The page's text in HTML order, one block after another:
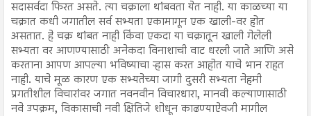
सदासर्वदा फिरत असते. त्या चक्राला थांबवता येत नाही. या काळच्या या
चक्रात कधी जगातील सर्व सभ्यता एकामागून एक खाली-वर होत
असतात. हे चक्र थांबत नाही किंवा एकदा या चक्रातून खाली गेलेली
सभ्यता वर आणण्यासाठी अनेकदा विनाशाची वाट धरली जाते आणि असे
करताना आपण आपल्या भविष्याचा ऱ्हास करत आहोत याचे भान राहत
नाही. याचे मूळ कारण एक सभ्यतेच्या जागी दुसरी सभ्यता नेहमी
प्रगतीशील विचारांवर जगात नवनवीन विचारधारा, मानवी कल्याणासाठी
नवे उपक्रम, विकासाची नवी क्षितिजे शोधून काढण्याऐवजी मागील